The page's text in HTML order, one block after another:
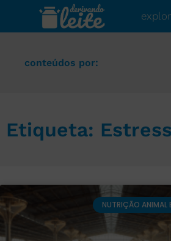
conteúdos por:
Etiqueta:
NUTRIÇÃO ANIMAL